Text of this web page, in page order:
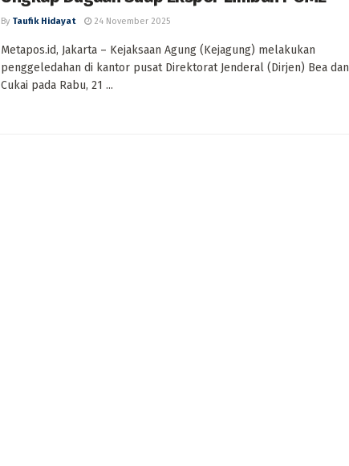
By Taufik Hidayat 24 November 2025
Metapos.id, Jakarta – Kejaksaan Agung (Kejagung) melakukan
penggeledahan di kantor pusat Direktorat Jenderal (Dirjen) Bea dan
Cukai pada Rabu, 21 ...